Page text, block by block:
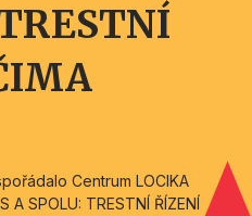
Centrum LOCIKA
SPOLU: TRESTNÍ ŘÍZENÍ